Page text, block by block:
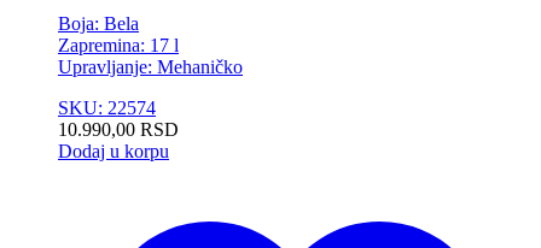
Boja: Bela
Zapremina: 17 l
Upravljanje: Mehaničko
SKU: 22574
10.990,00 RSD
Dodaj u korpu